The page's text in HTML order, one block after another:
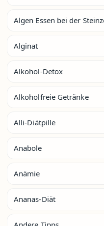
Algen Essen bei der
Alginat
Alkohol-Detox
Alkoholfreie Getränke
Alli-Diätpille
Anabole
Anämie
Ananas-Diät